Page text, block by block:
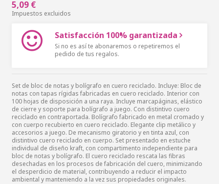
5,09 €
Impuestos excluidos
Satisfacción 100% garantizada
Si no es así te abonaremos o repetiremos el
pedido de tus regalos.
Set de bloc de notas y bolígrafo en cuero reciclado. Incluye: Bloc de
notas con tapas rígidas fabricadas en cuero reciclado. Interior con
100 hojas de disposición a una raya. Incluye marcapáginas, elástico
de cierre y soporte para bolígrafo a juego. Con distintivo cuero
reciclado en contraportada. Bolígrafo fabricado en metal cromado y
con cuerpo recubierto en cuero reciclado. Elegante clip metálico y
accesorios a juego. De mecanismo giratorio y en tinta azul, con
distintivo cuero reciclado en cuerpo. Set presentado en estuche
individual de diseño kraft, con compartimento independiente para
bloc de notas y bolígrafo. El cuero reciclado rescata las fibras
desechadas en los procesos de fabricación del cuero, minimizando
el desperdicio de material, contribuyendo a reducir el impacto
ambiental y manteniendo a la vez sus propiedades originales.